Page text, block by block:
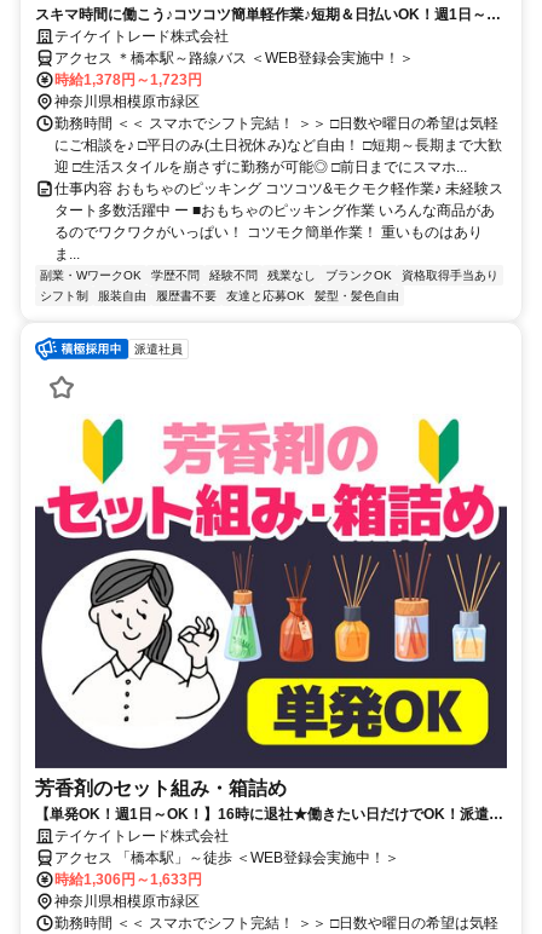
スキマ時間に働こう♪コツコツ簡単軽作業♪短期＆日払いOK！週1日～
OK！派遣デビュー歓迎☆
テイケイトレード株式会社
アクセス ＊橋本駅～路線バス ＜WEB登録会実施中！＞
時給1,378円～1,723円
神奈川県相模原市緑区
勤務時間 ＜＜ スマホでシフト完結！ ＞＞ □日数や曜日の希望は気軽
にご相談を♪ □平日のみ(土日祝休み)など自由！ □短期～長期まで大歓
迎 □生活スタイルを崩さずに勤務が可能◎ □前日までにスマホ...
仕事内容 おもちゃのピッキング コツコツ&モクモク軽作業♪ 未経験ス
タート多数活躍中 ー ■おもちゃのピッキング作業 いろんな商品があ
るのでワクワクがいっぱい！ コツモク簡単作業！ 重いものはあり
ま...
副業・WワークOK 学歴不問 経験不問 残業なし ブランクOK
資格取得手当あり
シフト制
服装自由 履歴書不要 友達と応募OK 髪型・髪色自由
派遣社員
芳香剤のセット組み・箱詰め
【単発OK！週1日～OK！】16時に退社★働きたい日だけでOK！派遣デ
ビュー歓迎★日払いOK！【WEB登録会実施中】
テイケイトレード株式会社
アクセス 「橋本駅」～徒歩 ＜WEB登録会実施中！＞
時給1,306円～1,633円
神奈川県相模原市緑区
勤務時間 ＜＜ スマホでシフト完結！ ＞＞ □日数や曜日の希望は気軽